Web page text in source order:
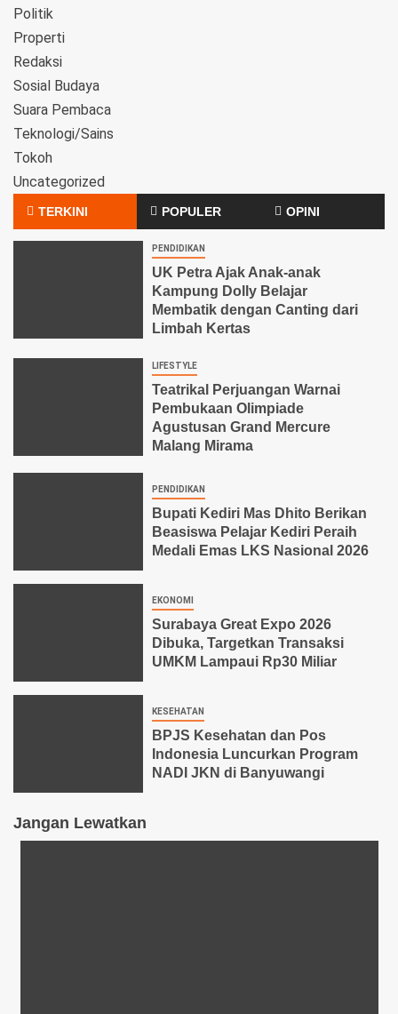
Politik
Properti
Redaksi
Sosial Budaya
Suara Pembaca
Teknologi/Sains
Tokoh
Uncategorized
TERKINI POPULER OPINI
PENDIDIKAN
UK Petra Ajak Anak-anak
Kampung Dolly Belajar
Membatik dengan Canting dari
Limbah Kertas
LIFESTYLE
Teatrikal Perjuangan Warnai
Pembukaan Olimpiade
Agustusan Grand Mercure
Malang Mirama
PENDIDIKAN
Bupati Kediri Mas Dhito Berikan
Beasiswa Pelajar Kediri Peraih
Medali Emas LKS Nasional 2026
EKONOMI
Surabaya Great Expo 2026
Dibuka, Targetkan Transaksi
UMKM Lampaui Rp30 Miliar
KESEHATAN
BPJS Kesehatan dan Pos
Indonesia Luncurkan Program
NADI JKN di Banyuwangi
Jangan Lewatkan